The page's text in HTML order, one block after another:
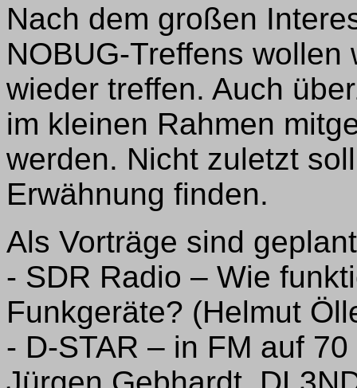
Nach dem großen
NOBUG-Treffens
wieder treffen. Auch
im kleinen Rahmen
werden. Nicht zuletzt
Erwähnung finden.
Als Vorträge sind
- SDR Radio – Wie
Funkgeräte? (Helmut
- D-STAR – in FM auf